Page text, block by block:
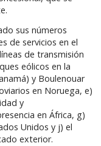
sus números
de servicios en el
de transmisión
eólicos en la
y Boulenouar
en Noruega, e)
y
en África, g)
Unidos y j) el
exterior.